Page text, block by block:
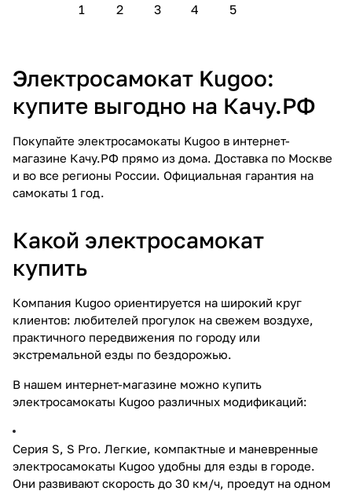
1 2 3 4 5
Электросамокат Kugoo:
купите выгодно на Качу.РФ
Покупайте электросамокаты Kugoo в интернет-
магазине Качу.РФ прямо из дома. Доставка по Москве
и во все регионы России. Официальная гарантия на
самокаты 1 год.
Какой электросамокат
купить
Компания Kugoo ориентируется на широкий круг
клиентов: любителей прогулок на свежем воздухе,
практичного передвижения по городу или
экстремальной езды по бездорожью.
В нашем интернет-магазине можно купить
электросамокаты Kugoo различных модификаций:
Серия S, S Pro. Легкие, компактные и маневренные
электросамокаты Kugoo удобны для езды в городе.
Они развивают скорость до 30 км/ч, проедут на одном